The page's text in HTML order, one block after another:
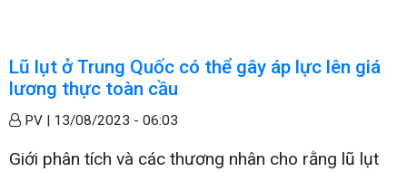
Lũ lụt ở Trung Quốc có thể gây áp lực lên giá
lương thực toàn cầu
PV | 13/08/2023 - 06:03
Giới phân tích và các thương nhân cho rằng lũ lụt